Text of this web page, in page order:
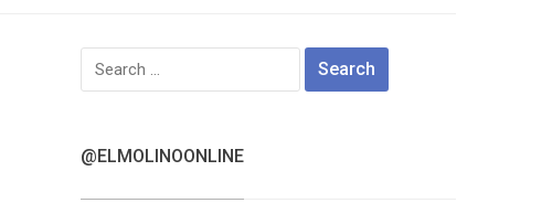
Search
for:
@ELMOLINOONLINE